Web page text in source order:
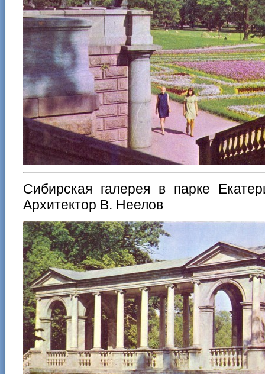
Сибирская галерея в парке
Архитектор В. Неелов